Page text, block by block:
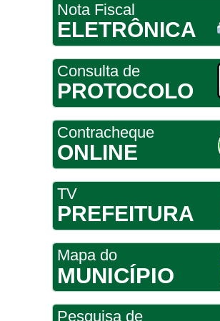
Nota Fiscal
ELETRÔNICA
Consulta de
PROTOCOLO
Contracheque
ONLINE
TV
PREFEITURA
Mapa do
MUNICÍPIO
Pesquisa de